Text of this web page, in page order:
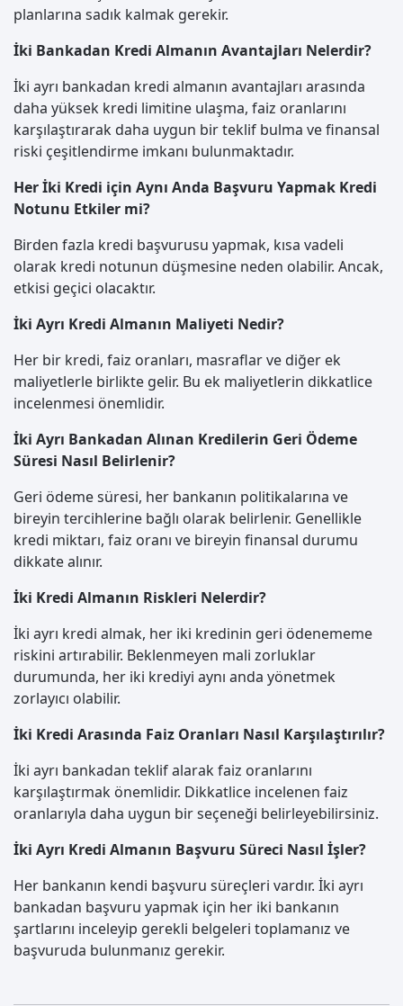
planlarına sadık kalmak gerekir.
İki Bankadan Kredi Almanın Avantajları Nelerdir?
İki ayrı bankadan kredi almanın avantajları arasında
daha yüksek kredi limitine ulaşma, faiz oranlarını
karşılaştırarak daha uygun bir teklif bulma ve finansal
riski çeşitlendirme imkanı bulunmaktadır.
Her İki Kredi için Aynı Anda Başvuru Yapmak Kredi
Notunu Etkiler mi?
Birden fazla kredi başvurusu yapmak, kısa vadeli
olarak kredi notunun düşmesine neden olabilir. Ancak,
etkisi geçici olacaktır.
İki Ayrı Kredi Almanın Maliyeti Nedir?
Her bir kredi, faiz oranları, masraflar ve diğer ek
maliyetlerle birlikte gelir. Bu ek maliyetlerin dikkatlice
incelenmesi önemlidir.
İki Ayrı Bankadan Alınan Kredilerin Geri Ödeme
Süresi Nasıl Belirlenir?
Geri ödeme süresi, her bankanın politikalarına ve
bireyin tercihlerine bağlı olarak belirlenir. Genellikle
kredi miktarı, faiz oranı ve bireyin finansal durumu
dikkate alınır.
İki Kredi Almanın Riskleri Nelerdir?
İki ayrı kredi almak, her iki kredinin geri ödenememe
riskini artırabilir. Beklenmeyen mali zorluklar
durumunda, her iki krediyi aynı anda yönetmek
zorlayıcı olabilir.
İki Kredi Arasında Faiz Oranları Nasıl Karşılaştırılır?
İki ayrı bankadan teklif alarak faiz oranlarını
karşılaştırmak önemlidir. Dikkatlice incelenen faiz
oranlarıyla daha uygun bir seçeneği belirleyebilirsiniz.
İki Ayrı Kredi Almanın Başvuru Süreci Nasıl İşler?
Her bankanın kendi başvuru süreçleri vardır. İki ayrı
bankadan başvuru yapmak için her iki bankanın
şartlarını inceleyip gerekli belgeleri toplamanız ve
başvuruda bulunmanız gerekir.